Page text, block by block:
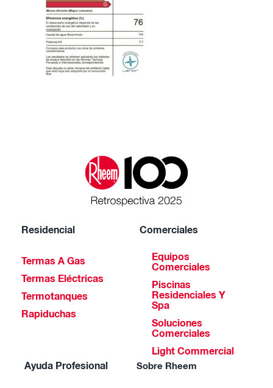
Residencial
Termas A Gas
Termas Eléctricas
Termotanques
Rapiduchas
Comerciales
Equipos
Comerciales
Piscinas
Residenciales Y
Spa
Soluciones
Comerciales
Light Commercial
Ayuda Profesional
Sobre Rheem